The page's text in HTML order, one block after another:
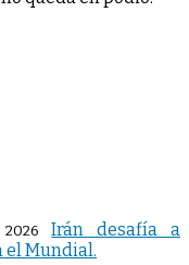
Irán desafía a
el Mundial.